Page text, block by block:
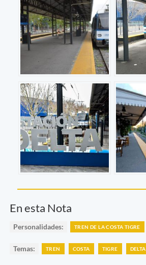
En esta Nota
Personalidades: TREN DE LA COSTA TIGRE
Temas: TREN COSTA TIGRE DELTA